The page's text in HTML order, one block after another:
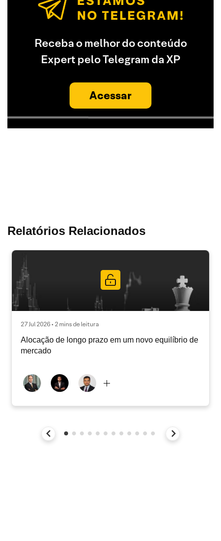
Receba o melhor do conteúdo
Expert pelo Telegram da XP
Acessar
Relatórios Relacionados
27 Jul 2026 • 2 mins de leitura
Alocação de longo prazo em um novo equilíbrio de
mercado